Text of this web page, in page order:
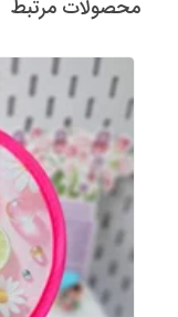
محصولات مرتبط